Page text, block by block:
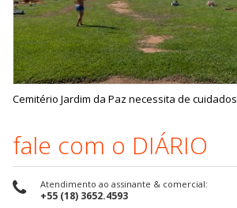
Cemitério Jardim da Paz necessita de cuidados
fale com o DIÁRIO
Atendimento ao assinante & comercial:
+55 (18) 3652.4593